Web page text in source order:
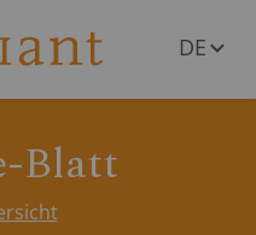
DE
Blatt